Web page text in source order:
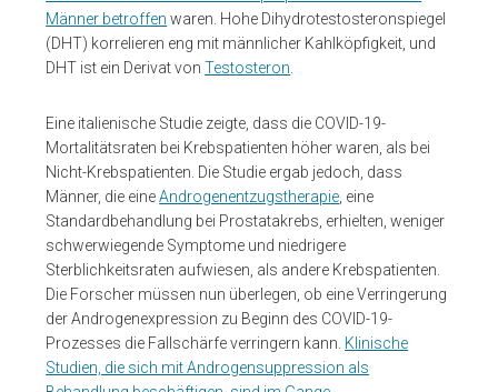
Männer betroffen waren. Hohe Dihydrotestosteronspiegel
(DHT) korrelieren eng mit männlicher Kahlköpfigkeit, und
DHT ist ein Derivat vonTestosteron
Eine italienische Studie zeigte, dass die COVID-19-
Mortalitätsraten bei Krebspatienten höher waren, als bei
Nicht-Krebspatienten. Die Studie ergab jedoch, dass
Männer, die eineAndrogenentzugstherapie , eine
Standardbehandlung bei Prostatakrebs, erhielten, weniger
schwerwiegende Symptome und niedrigere
Sterblichkeitsraten aufwiesen, als andere Krebspatienten.
Die Forscher müssen nun überlegen, ob eine Verringerung
der Androgenexpression zu Beginn des COVID-19-
Prozesses die Fallschärfe verringern kann. Klinische
Studien, die sich mit Androgensuppression als